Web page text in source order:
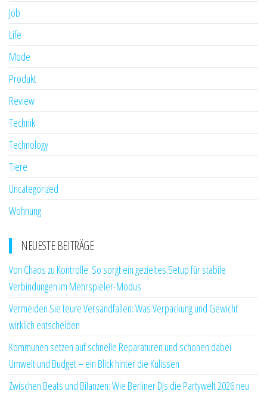
Job
Life
Mode
Produkt
Review
Technik
Technology
Tiere
Uncategorized
Wohnung
NEUESTE BEITRÄGE
Von Chaos zu Kontrolle: So sorgt ein gezieltes Setup für stabile
Verbindungen im Mehrspieler-Modus
Vermeiden Sie teure Versandfallen: Was Verpackung und Gewicht
wirklich entscheiden
Kommunen setzen auf schnelle Reparaturen und schonen dabei
Umwelt und Budget – ein Blick hinter die Kulissen
Zwischen Beats und Bilanzen: Wie Berliner DJs die Partywelt 2026 neu